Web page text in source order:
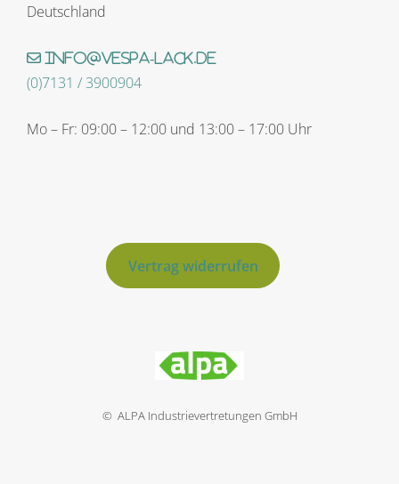
Deutschland
info@vespa-lack.de
(0)7131 / 3900904
Mo – Fr: 09:00 – 12:00 und 13:00 – 17:00 Uhr
Vertrag widerrufen
© ALPA Industrievertretungen GmbH